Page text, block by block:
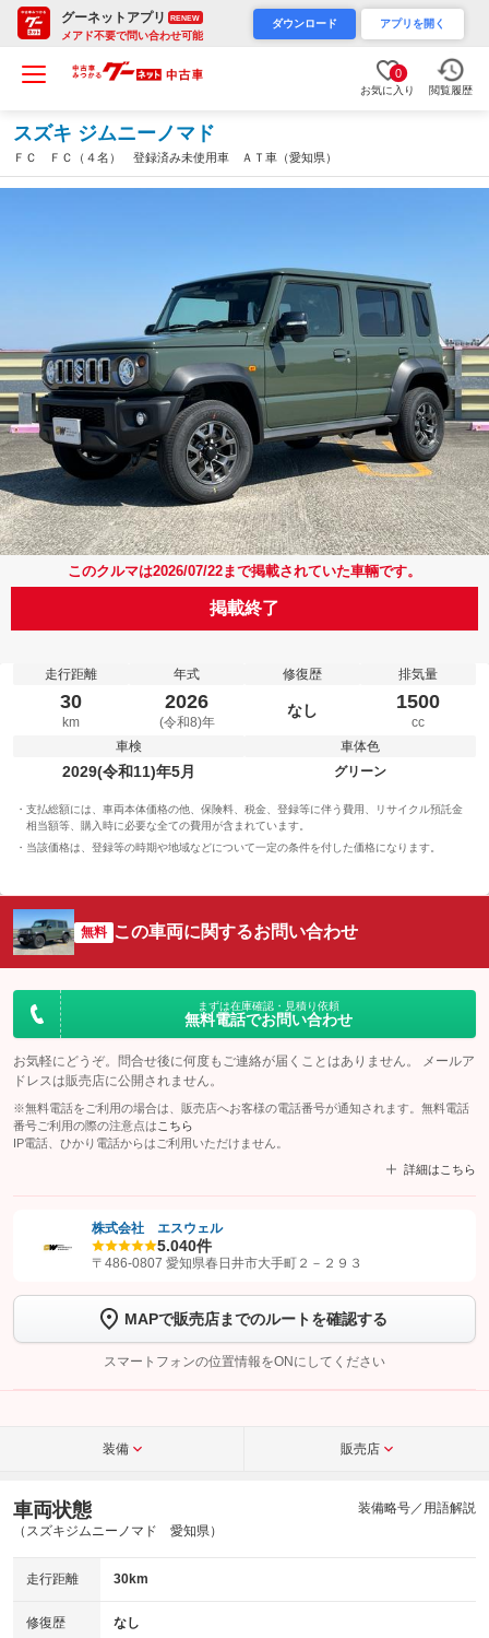
グーネットアプリ RENEW
メアド不要で問い合わせ可能
ダウンロード アプリを開く
0
お気に入り 閲覧履歴
スズキ ジムニーノマド
ＦＣ ＦＣ（４名） 登録済み未使用車 ＡＴ車（愛知県）
このクルマは2026/07/22まで掲載されていた車輛です。
掲載終了
走行距離
30
km
年式
2026
(令和8)年
修復歴
なし
排気量
1500
cc
車検
2029(令和11)年5月
車体色
グリーン
支払総額には、車両本体価格の他、保険料、税金、登録等に伴う費用、リサイクル預託金
相当額等、購入時に必要な全ての費用が含まれています。
当該価格は、登録等の時期や地域などについて一定の条件を付した価格になります。
無料 この車両に関するお問い合わせ
まずは在庫確認・見積り依頼
無料電話でお問い合わせ
お気軽にどうぞ。問合せ後に何度もご連絡が届くことはありません。 メールア
ドレスは販売店に公開されません。
※無料電話をご利用の場合は、販売店へお客様の電話番号が通知されます。無料電話
番号ご利用の際の注意点は こちら
IP電話、ひかり電話からはご利用いただけません。
詳細はこちら
認証画面でグーネットを友だち追加してから「許可する」ボタンを押
トーク画面で
ボタンをタップして問い合わせを
完了してください。
こちら
株式会社 エスウェル
5.040件
〒486-0807 愛知県春日井市大手町２－２９３
MAPで販売店までのルートを確認する
スマートフォンの位置情報をONにしてください
装備 販売店
車両状態
（スズキジムニーノマド 愛知県）
装備略号／用語解説
走行距離 30km
修復歴 なし